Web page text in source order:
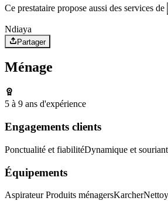
Ce prestataire propose aussi des services de
Ndiaya
Partager
Ménage
5 à 9 ans d'expérience
Engagements clients
Ponctualité et fiabilitéDynamique et souriant
Équipements
AspirateurProduits ménagersKarcher